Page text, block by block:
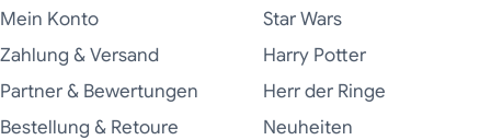
Mein Konto
Zahlung & Versand
Partner & Bewertungen
Bestellung & Retoure
Star Wars
Harry Potter
Herr der Ringe
Neuheiten